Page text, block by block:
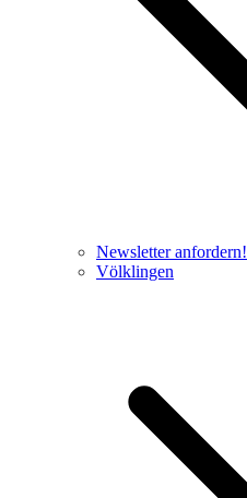
Newsletter anfordern!
Völklingen